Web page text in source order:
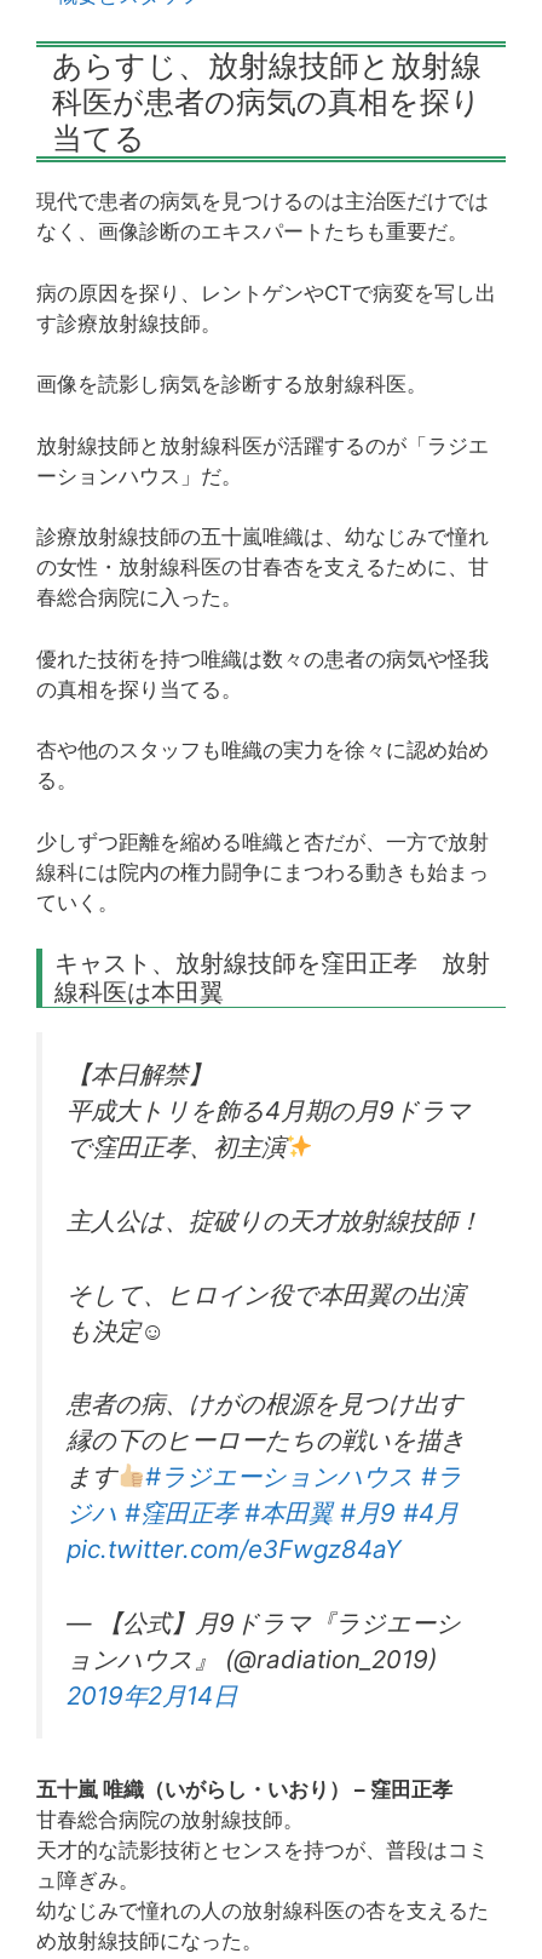
あらすじ、放射線技師と放射線
科医が患者の病気の真相を探り
当てる
現代で患者の病気を見つけるのは主治医だけでは
なく、画像診断のエキスパートたちも重要だ。
病の原因を探り、レントゲンやCTで病変を写し出
す診療放射線技師。
画像を読影し病気を診断する放射線科医。
放射線技師と放射線科医が活躍するのが「ラジエ
ーションハウス」だ。
診療放射線技師の五十嵐唯織は、幼なじみで憧れ
の女性・放射線科医の甘春杏を支えるために、甘
春総合病院に入った。
優れた技術を持つ唯織は数々の患者の病気や怪我
の真相を探り当てる。
杏や他のスタッフも唯織の実力を徐々に認め始め
る。
少しずつ距離を縮める唯織と杏だが、一方で放射
線科には院内の権力闘争にまつわる動きも始まっ
ていく。
キャスト、放射線技師を窪田正孝 放射
線科医は本田翼
【本日解禁】
平成大トリを飾る4月期の月9ドラマ
で窪田正孝、初主演
主人公は、掟破りの天才放射線技師！
そして、ヒロイン役で本田翼の出演
も決定☺︎
患者の病、けがの根源を見つけ出す
縁の下のヒーローたちの戦いを描き
ます
#ラジエーションハウス #ラ
ジハ #窪田正孝 #本田翼 #月9 #4月
pic.twitter.com/e3Fwgz84aY
— 【公式】月9ドラマ『ラジエーシ
ョンハウス』 (@radiation_2019)
2019年2月14日
五十嵐 唯織（いがらし・いおり） – 窪田正孝
甘春総合病院の放射線技師。
天才的な読影技術とセンスを持つが、普段はコミ
ュ障ぎみ。
幼なじみで憧れの人の放射線科医の杏を支えるた
め放射線技師になった。